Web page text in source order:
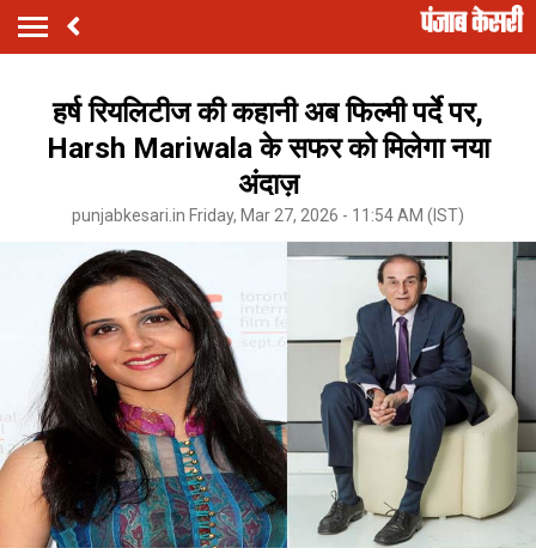
हर्ष रियलिटीज की कहानी अब फिल्मी पर्दे पर,
Harsh Mariwala के सफर को मिलेगा नया
अंदाज़
punjabkesari.in Friday, Mar 27, 2026 - 11:54 AM (IST)